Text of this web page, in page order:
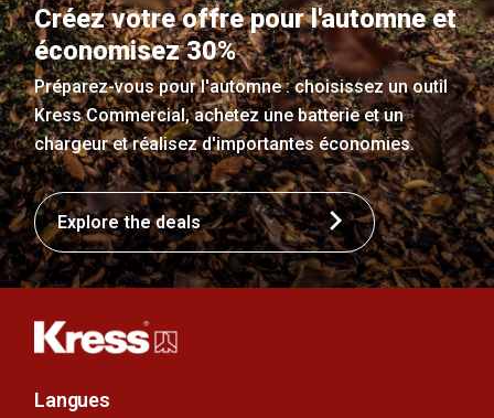
Créez votre offre pour l'automne et
économisez 30%
Préparez-vous pour l'automne : choisissez un outil
Kress Commercial, achetez une batterie et un
chargeur et réalisez d'importantes économies.
Explore the deals
Langues